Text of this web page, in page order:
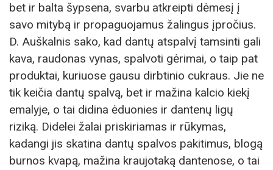
bet ir balta šypsena, svarbu atkreipti dėmesį į
savo mitybą ir propaguojamus žalingus įpročius.
D. Auškalnis sako, kad dantų atspalvį tamsinti gali
kava, raudonas vynas, spalvoti gėrimai, o taip pat
produktai, kuriuose gausu dirbtinio cukraus. Jie ne
tik keičia dantų spalvą, bet ir mažina kalcio kiekį
emalyje, o tai didina ėduonies ir dantenų ligų
riziką. Didelei žalai priskiriamas ir rūkymas,
kadangi jis skatina dantų spalvos pakitimus, blogą
burnos kvapą, mažina kraujotaką dantenose, o tai